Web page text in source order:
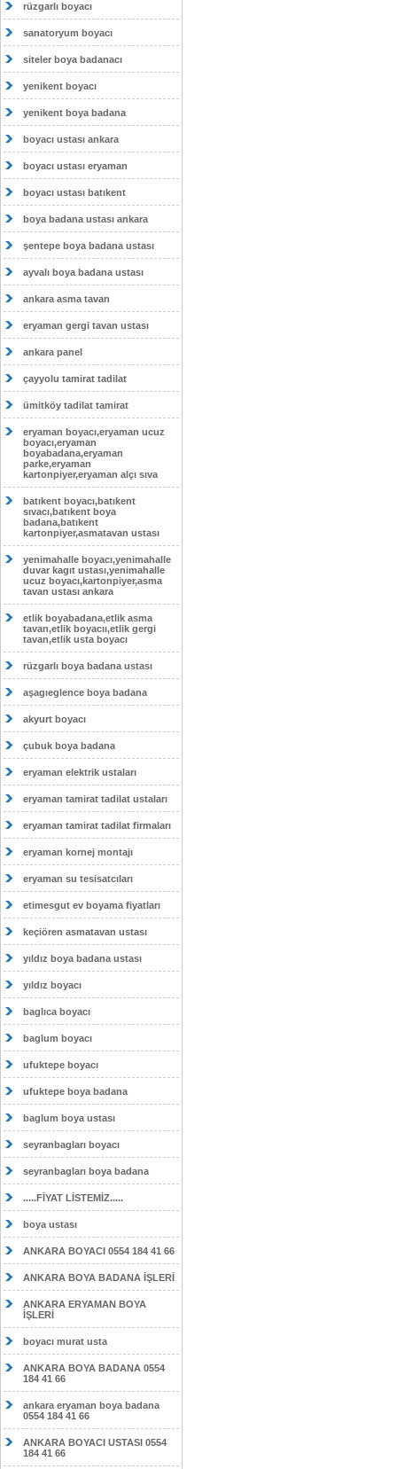
rüzgarlı boyacı
sanatoryum boyacı
siteler boya badanacı
yenikent boyacı
yenikent boya badana
boyacı ustası ankara
boyacı ustası eryaman
boyacı ustası batıkent
boya badana ustası ankara
şentepe boya badana ustası
ayvalı boya badana ustası
ankara asma tavan
eryaman gergi tavan ustası
ankara panel
çayyolu tamirat tadilat
ümitköy tadilat tamirat
eryaman boyacı,eryaman ucuz
boyacı,eryaman
boyabadana,eryaman
parke,eryaman
kartonpiyer,eryaman alçı sıva
batıkent boyacı,batıkent
sıvacı,batıkent boya
badana,batıkent
kartonpiyer,asmatavan ustası
yenimahalle boyacı,yenimahalle
duvar kagıt ustası,yenimahalle
ucuz boyacı,kartonpiyer,asma
tavan ustası ankara
etlik boyabadana,etlik asma
tavan,etlik boyacıı,etlik gergi
tavan,etlik usta boyacı
rüzgarlı boya badana ustası
aşagıeglence boya badana
akyurt boyacı
çubuk boya badana
eryaman elektrik ustaları
eryaman tamirat tadilat ustaları
eryaman tamirat tadilat firmaları
eryaman kornej montajı
eryaman su tesisatcıları
etimesgut ev boyama fiyatları
keçiören asmatavan ustası
yıldız boya badana ustası
yıldız boyacı
baglıca boyacı
baglum boyacı
ufuktepe boyacı
ufuktepe boya badana
baglum boya ustası
seyranbagları boyacı
seyranbagları boya badana
.....FİYAT LİSTEMİZ.....
boya ustası
ANKARA BOYACI 0554 184 41 66
ANKARA BOYA BADANA İŞLERİ
ANKARA ERYAMAN BOYA
İŞLERİ
boyacı murat usta
ANKARA BOYA BADANA 0554
184 41 66
ankara eryaman boya badana
0554 184 41 66
ANKARA BOYACI USTASI 0554
184 41 66